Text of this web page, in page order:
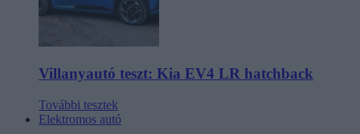
Villanyautó teszt: Kia EV4 LR hatchback
További tesztek
Elektromos autó